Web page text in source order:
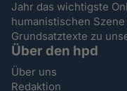
Jahr das wichtigste
humanistischen
Grundsatztexte zu
Über den hpd
Über uns
Redaktion